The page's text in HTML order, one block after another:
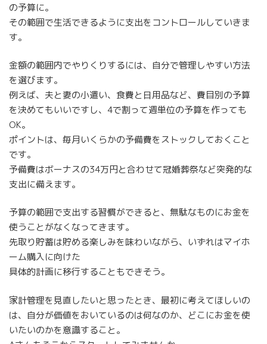
の予算に。
その範囲で生活できるように支出をコントロールしていきま
す。
金額の範囲内でやりくりするには、自分で管理しやすい方法
を選びます。
例えば、夫と妻の小遣い、食費と日用品など、費目別の予算
を決めてもいいですし、4で割って週単位の予算を作っても
OK。
ポイントは、毎月いくらかの予備費をストックしておくこと
です。
予備費はボーナスの34万円と合わせて冠婚葬祭など突発的な
支出に備えます。
予算の範囲で支出する習慣ができると、無駄なものにお金を
使うことがなくなってきます。
先取り貯蓄は貯める楽しみを味わいながら、いずれはマイホ
ーム購入に向けた
具体的計画に移行することもできそう。
家計管理を見直したいと思ったとき、最初に考えてほしいの
は、自分が価値をおいているのは何なのか、どこにお金を使
いたいのかを意識すること。